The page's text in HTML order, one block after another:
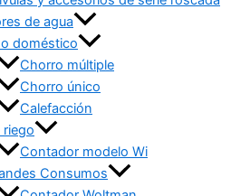
de agua
doméstico
Chorro múltiple
Chorro único
Calefacción
riego
Contador modelo Wi
Consumos